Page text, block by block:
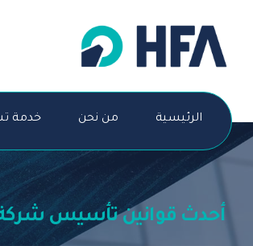
الرئيسية من نحن خدمة
أحدث قوانين تأسيس شركة